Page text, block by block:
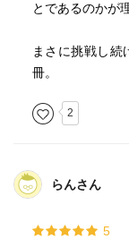
とであるのかが
まさに挑戦し
冊。
2
らんさん
5